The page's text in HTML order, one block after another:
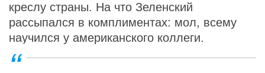
креслу страны. На что Зеленский
рассыпался в комплиментах: мол, всему
научился у американского коллеги.